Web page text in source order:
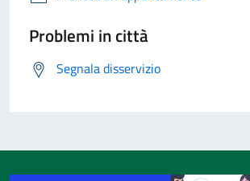
Problemi in città
Segnala disservizio